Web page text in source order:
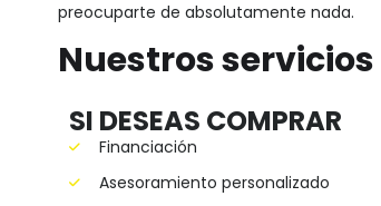
preocuparte de absolutamente nada.
Nuestros servicios
SI DESEAS COMPRAR
Financiación
Asesoramiento personalizado